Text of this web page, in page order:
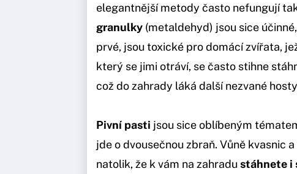
elegantnější metody často nefungují
granulky (metaldehyd) jsou sice
prvé, jsou toxické pro domácí zvířata,
který se jimi otráví, se často stihne
což do zahrady láká další nezvané
Pivní pasti jsou sice oblíbeným
jde o dvousečnou zbraň. Vůně kvasnic
natolik, že k vám na zahradu stáhnete i